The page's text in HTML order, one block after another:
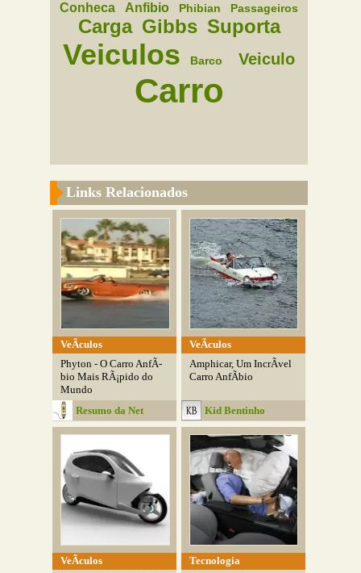
Conheca Anfibio Phibian Passageiros
Carga Gibbs Suporta
Veiculos Barco Veiculo
Carro
Links Relacionados
VeÃ­culos
Phyton - O Carro AnfÃ­
bio Mais RÃ¡pido do
Mundo
Resumo da Net
VeÃ­culos
Amphicar, Um IncrÃ­vel
Carro AnfÃ­bio
Kid Bentinho
VeÃ­culos
Tecnologia